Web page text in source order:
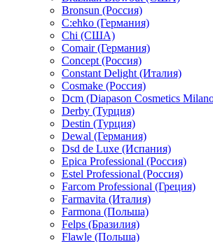
Bronsun (Россия)
C:ehko (Германия)
Chi (США)
Comair (Германия)
Concept (Россия)
Constant Delight (Италия)
Cosmake (Россия)
Dcm (Diapason Cosmetics
Derby (Турция)
Destin (Турция)
Dewal (Германия)
Dsd de Luxe (Испания)
Epica Professional (Россия)
Estel Professional (Россия)
Farcom Professional (Греция)
Farmavita (Италия)
Farmona (Польша)
Felps (Бразилия)
Flawle (Польша)